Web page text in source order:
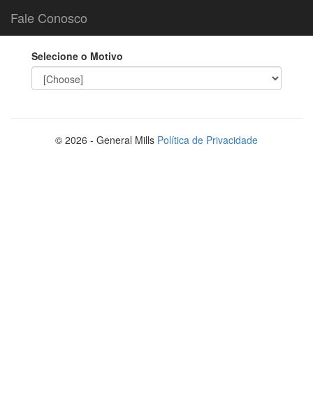
Fale Conosco
Selecione o Motivo
© 2026 - General Mills Política de Privacidade